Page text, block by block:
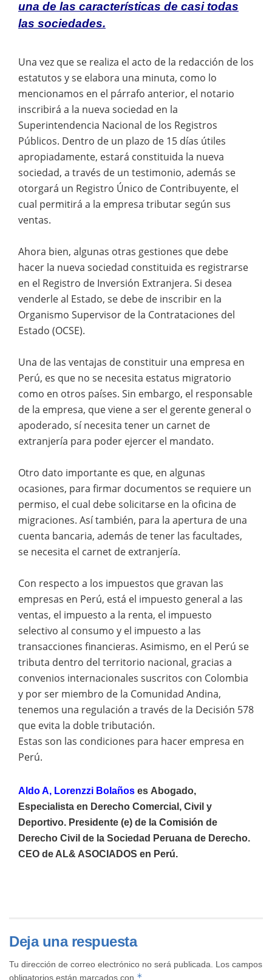
una de las características de casi todas
las sociedades.
Una vez que se realiza el acto de la redacción de los
estatutos y se elabora una minuta, como lo
mencionamos en el párrafo anterior, el notario
inscribirá a la nueva sociedad en la
Superintendencia Nacional de los Registros
Públicos. Dentro de un plazo de 15 días útiles
apropiadamente, estará constituida la nueva
sociedad, a través de un testimonio, además se
otorgará un Registro Único de Contribuyente, el
cual permitirá a la empresa tributar según sus
ventas.
Ahora bien, algunas otras gestiones que debe
hacer la nueva sociedad constituida es registrarse
en el Registro de Inversión Extranjera. Si desea
venderle al Estado, se debe de inscribir en la
Organismo Supervisor de la Contrataciones del
Estado (OCSE).
Una de las ventajas de constituir una empresa en
Perú, es que no se necesita estatus migratorio
como en otros países. Sin embargo, el responsable
de la empresa, que viene a ser el gerente general o
apoderado, sí necesita tener un carnet de
extranjería para poder ejercer el mandato.
Otro dato importante es que, en algunas
ocasiones, para firmar documentos se requiere un
permiso, el cual debe solicitarse en la oficina de
migraciones. Así también, para la apertura de una
cuenta bancaria, además de tener las facultades,
se necesita el carnet de extranjería.
Con respecto a los impuestos que gravan las
empresas en Perú, está el impuesto general a las
ventas, el impuesto a la renta, el impuesto
selectivo al consumo y el impuesto a las
transacciones financieras. Asimismo, en el Perú se
tributa dentro del territorio nacional, gracias a
convenios internacionales suscritos con Colombia
y por ser miembro de la Comunidad Andina,
tenemos una regulación a través de la Decisión 578
que evita la doble tributación.
Estas son las condiciones para hacer empresa en
Perú.
Aldo A, Lorenzzi Bolaños es Abogado,
Especialista en Derecho Comercial, Civil y
Deportivo. Presidente (e) de la Comisión de
Derecho Civil de la Sociedad Peruana de Derecho.
CEO de AL& ASOCIADOS en Perú.
Deja una respuesta
Tu dirección de correo electrónico no será publicada.
Los campos
obligatorios están marcados con *